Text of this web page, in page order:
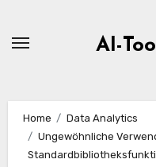
AI-
Home
Data Analytics
Ungewöhnliche